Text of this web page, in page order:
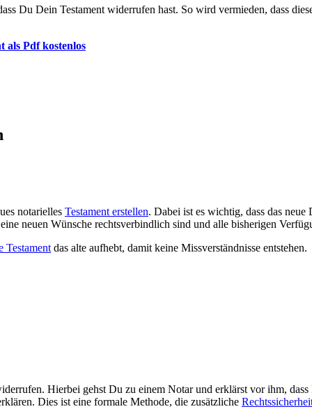
Du Dein Testament widerrufen hast. So wird vermieden, dass
als Pdf kostenlos
notarielles Testament erstellen. Dabei ist es wichtig, dass das
neuen Wünsche rechtsverbindlich sind und alle bisherigen
Testament das alte aufhebt, damit keine Missverständnisse entstehen.
Hierbei gehst Du zu einem Notar und erklärst vor ihm,
Dies ist eine formale Methode, die zusätzliche